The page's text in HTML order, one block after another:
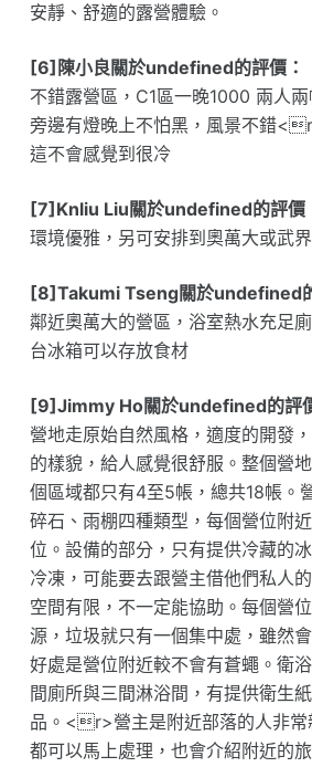
安靜、舒適的露營體驗。
[6]陳小良關於undefined的評價：
不錯露營區，C1區一晚1000 兩人
旁邊有燈晚上不怕黑，風景不錯
這不會感覺到很冷
[7]Knliu Liu關於undefined的評價
環境優雅，另可安排到奧萬大或武
[8]Takumi Tseng關於undefined
鄰近奧萬大的營區，浴室熱水充足
台冰箱可以存放食材
[9]Jimmy Ho關於undefined的評
營地走原始自然風格，適度的開發
的樣貌，給人感覺很舒服。整個營
個區域都只有4至5帳，總共18帳。
碎石、雨棚四種類型，每個營位附
位。設備的部分，只有提供冷藏的
冷凍，可能要去跟營主借他們私人
空間有限，不一定能協助。每個營
源，垃圾就只有一個集中處，雖然
好處是營位附近較不會有蒼蠅。衛
間廁所與三間淋浴間，有提供衛生
品。<r>營主是附近部落的人非常
都可以馬上處理，也會介紹附近的